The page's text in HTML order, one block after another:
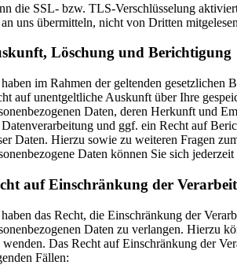
die SSL- bzw. TLS-Verschlüsselung
uns übermitteln, nicht von Dritten
Löschung und Berichtigung
im Rahmen der geltenden gesetzlichen
auf unentgeltliche Auskunft über Ihre
Daten, deren Herkunft und
und ggf. ein Recht auf
Daten. Hierzu sowie zu weiteren Fragen
Daten können Sie sich
auf Einschränkung der
das Recht, die Einschränkung der
Daten zu verlangen. Hierzu
wenden. Das Recht auf Einschränkung der
Fällen: